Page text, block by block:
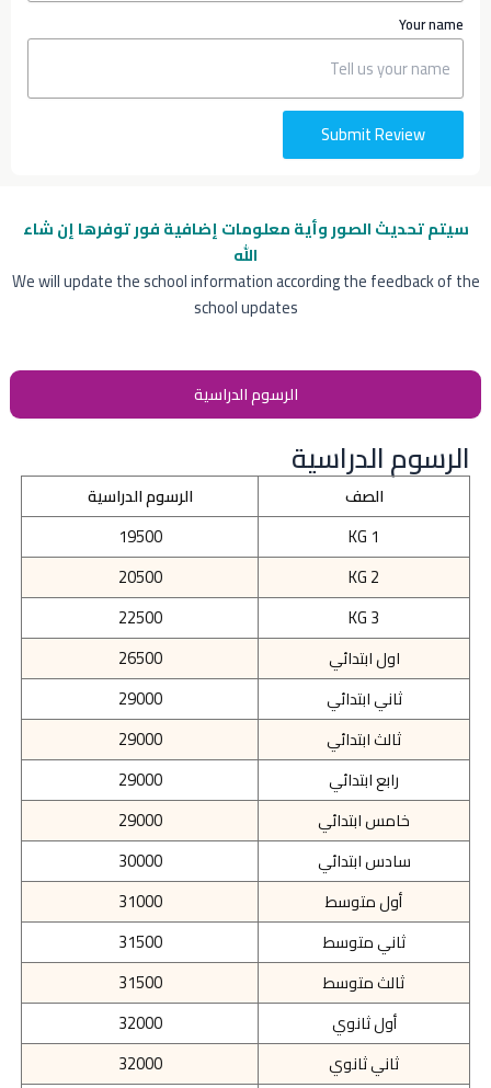
سيتم تحديث الصور وأية معلومات إضافيةفور توفرها إن شاء
الله
We will update the school information according the feedback of the
school updates
الرسوم الدراسية
الرسوم الدراسية
الصف
الرسوم الدراسية
KG 1
19500
KG 2
20500
KG 3
22500
اول ابتدائي
26500
ثاني ابتدائي
29000
ثالث ابتدائي
29000
رابع ابتدائي
29000
خامس ابتدائي
29000
سادس ابتدائي
30000
أول متوسط
31000
ثاني متوسط
31500
ثالث متوسط
31500
أول ثانوي
32000
ثاني ثانوي
32000
Your name
Submit Review